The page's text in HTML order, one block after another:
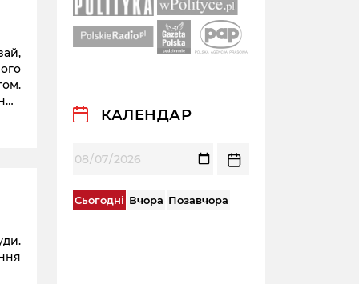
КАЛЕНДАР
Сьогодні Вчора Позавчора